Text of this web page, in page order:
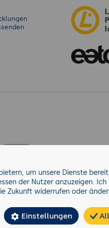
um unsere Dienste
der Nutzer anzuzeigen.
Zukunft widerrufen oder
Einstellungen